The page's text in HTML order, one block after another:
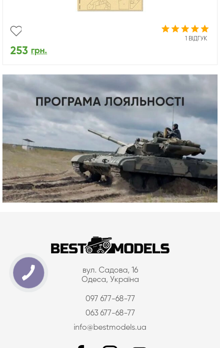
1 ВІДГУК
253 грн.
вул. Садова, 16
Одеса, Україна
097 677-68-77
063 677-68-77
info@bestmodels.ua